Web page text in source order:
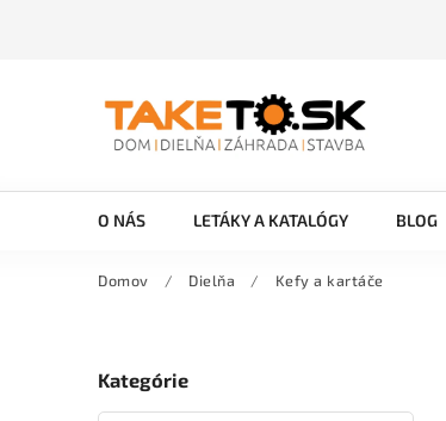
O NÁS LETÁKY A KATALÓGY BLOG
Domov / Dielňa / Kefy a kartáče
Kategórie